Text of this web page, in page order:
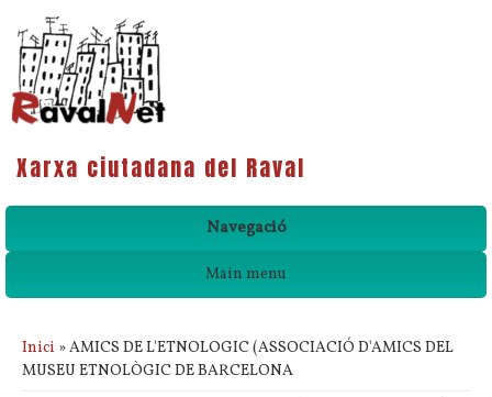
Xarxa ciutadana del Raval
Navegació
Main menu
Esteu aquí
Inici » AMICS DE L'ETNOLOGIC (ASSOCIACIÓ D'AMICS DEL
MUSEU ETNOLÒGIC DE BARCELONA